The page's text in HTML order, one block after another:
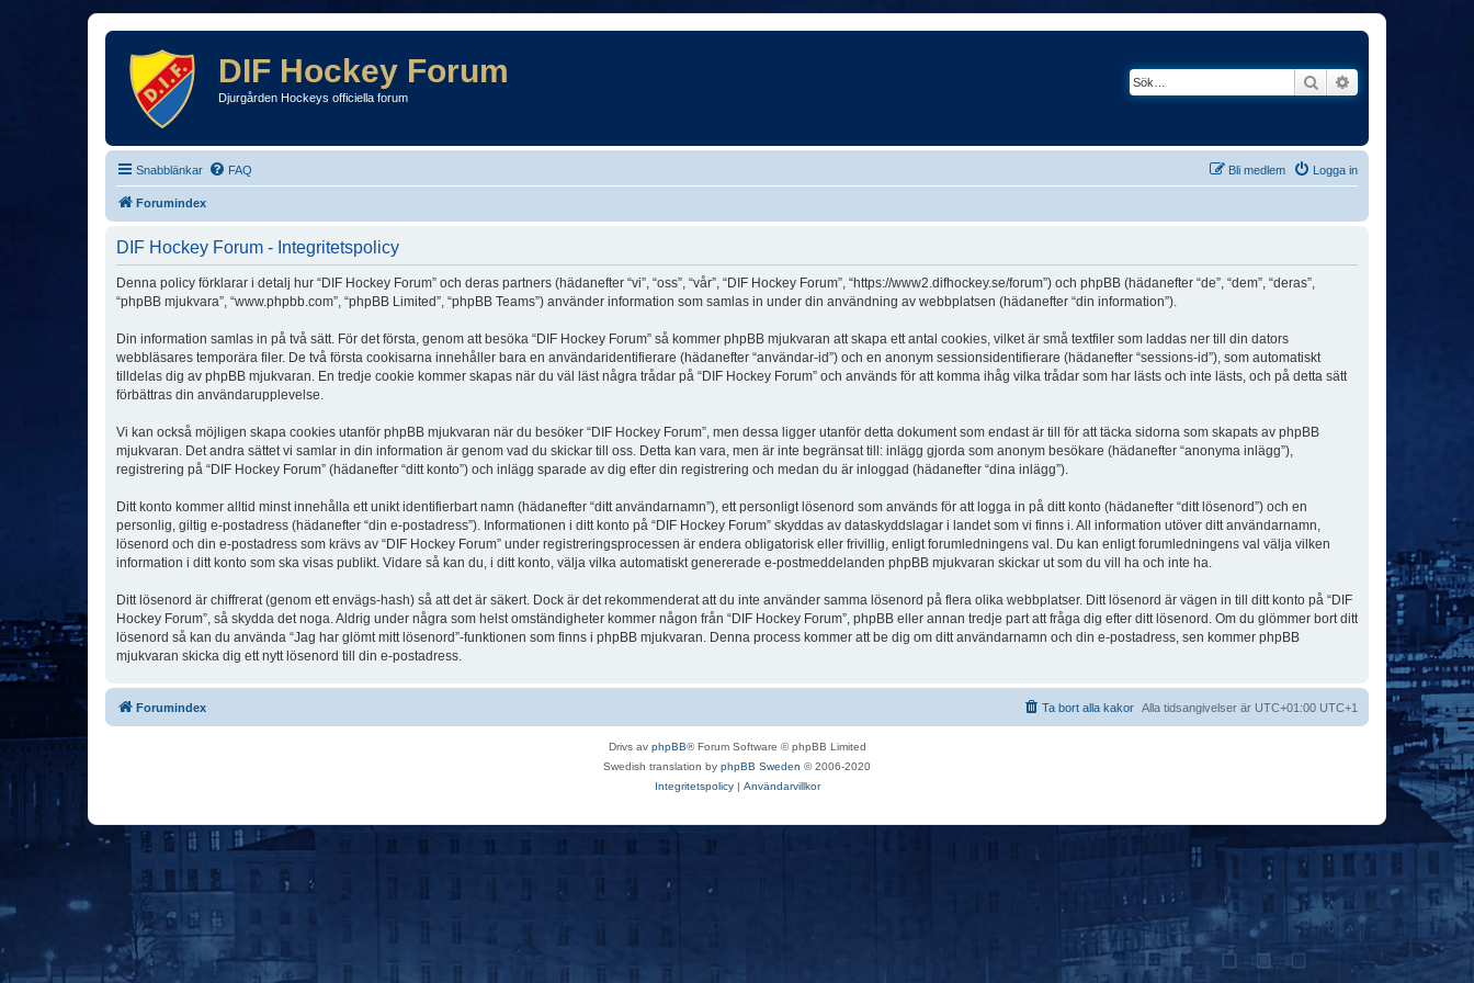
DIF Hockey Forum
Djurgården Hockeys officiella forum
Sök
Snabblänkar FAQ Logga in
Bli medlem
Forumindex
DIF Hockey Forum - Integritetspolicy
Denna policy förklarar i detalj hur “DIF Hockey Forum” och deras partners (hädanefter “vi”, “oss”, “vår”, “DIF Hockey Forum”, “https://www2.difhockey.se/forum”) och phpBB (hädanefter “de”, “dem”, “deras”,
“phpBB mjukvara”, “www.phpbb.com”, “phpBB Limited”, “phpBB Teams”) använder information som samlas in under din användning av webbplatsen (hädanefter “din information”).
Din information samlas in på två sätt. För det första, genom att besöka “DIF Hockey Forum” så kommer phpBB mjukvaran att skapa ett antal cookies, vilket är små textfiler som laddas ner till din dators
webbläsares temporära filer. De två första cookisarna innehåller bara en användaridentifierare (hädanefter “användar-id”) och en anonym sessionsidentifierare (hädanefter “sessions-id”), som automatiskt
tilldelas dig av phpBB mjukvaran. En tredje cookie kommer skapas när du väl läst några trådar på “DIF Hockey Forum” och används för att komma ihåg vilka trådar som har lästs och inte lästs, och på detta sätt
förbättras din användarupplevelse.
Vi kan också möjligen skapa cookies utanför phpBB mjukvaran när du besöker “DIF Hockey Forum”, men dessa ligger utanför detta dokument som endast är till för att täcka sidorna som skapats av phpBB
mjukvaran. Det andra sättet vi samlar in din information är genom vad du skickar till oss. Detta kan vara, men är inte begränsat till: inlägg gjorda som anonym besökare (hädanefter “anonyma inlägg”),
registrering på “DIF Hockey Forum” (hädanefter “ditt konto”) och inlägg sparade av dig efter din registrering och medan du är inloggad (hädanefter “dina inlägg”).
Ditt konto kommer alltid minst innehålla ett unikt identifierbart namn (hädanefter “ditt användarnamn”), ett personligt lösenord som används för att logga in på ditt konto (hädanefter “ditt lösenord”) och en
personlig, giltig e-postadress (hädanefter “din e-postadress”). Informationen i ditt konto på “DIF Hockey Forum” skyddas av dataskyddslagar i landet som vi finns i. All information utöver ditt användarnamn,
lösenord och din e-postadress som krävs av “DIF Hockey Forum” under registreringsprocessen är endera obligatorisk eller frivillig, enligt forumledningens val. Du kan enligt forumledningens val välja vilken
information i ditt konto som ska visas publikt. Vidare så kan du, i ditt konto, välja vilka automatiskt genererade e-postmeddelanden phpBB mjukvaran skickar ut som du vill ha och inte ha.
Ditt lösenord är chiffrerat (genom ett envägs-hash) så att det är säkert. Dock är det rekommenderat att du inte använder samma lösenord på flera olika webbplatser. Ditt lösenord är vägen in till ditt konto på “DIF
Hockey Forum”, så skydda det noga. Aldrig under några som helst omständigheter kommer någon från “DIF Hockey Forum”, phpBB eller annan tredje part att fråga dig efter ditt lösenord. Om du glömmer bort ditt
lösenord så kan du använda “Jag har glömt mitt lösenord”-funktionen som finns i phpBB mjukvaran. Denna process kommer att be dig om ditt användarnamn och din e-postadress, sen kommer phpBB
mjukvaran skicka dig ett nytt lösenord till din e-postadress.
Forumindex Alla tidsangivelser är UTC+01:00 UTC+1
Ta bort alla kakor
Drivs av phpBB® Forum Software © phpBB Limited
Swedish translation by phpBB Sweden © 2006-2020
Integritetspolicy| Användarvillkor